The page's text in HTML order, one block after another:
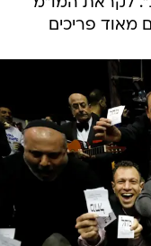
מאוד פריכים